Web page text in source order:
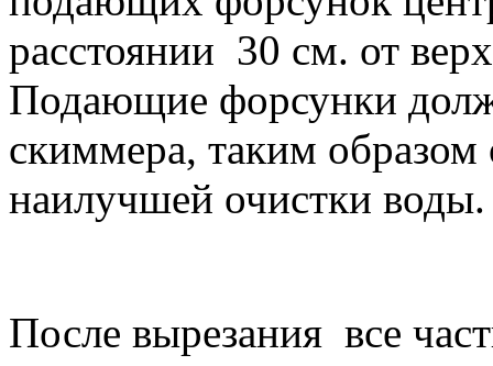
расстоянии 30 см. от
Подающие форсунки
скиммера, таким образом
наилучшей очистки воды.
После вырезания все